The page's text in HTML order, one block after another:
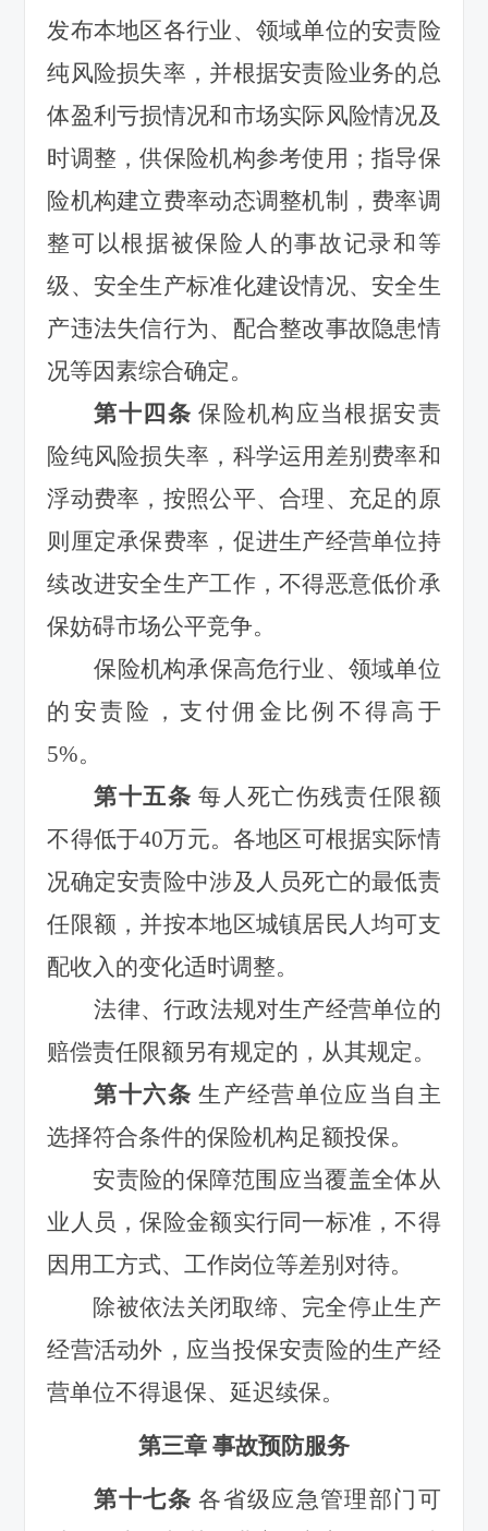
发布本地区各行业、领域单位的安责险
纯风险损失率，并根据安责险业务的总
体盈利亏损情况和市场实际风险情况及
时调整，供保险机构参考使用；指导保
险机构建立费率动态调整机制，费率调
整可以根据被保险人的事故记录和等
级、安全生产标准化建设情况、安全生
产违法失信行为、配合整改事故隐患情
况等因素综合确定。
第十四条 保险机构应当根据安责
险纯风险损失率，科学运用差别费率和
浮动费率，按照公平、合理、充足的原
则厘定承保费率，促进生产经营单位持
续改进安全生产工作，不得恶意低价承
保妨碍市场公平竞争。
保险机构承保高危行业、领域单位
的安责险，支付佣金比例不得高于
5%。
第十五条 每人死亡伤残责任限额
不得低于40万元。各地区可根据实际情
况确定安责险中涉及人员死亡的最低责
任限额，并按本地区城镇居民人均可支
配收入的变化适时调整。
法律、行政法规对生产经营单位的
赔偿责任限额另有规定的，从其规定。
第十六条 生产经营单位应当自主
选择符合条件的保险机构足额投保。
安责险的保障范围应当覆盖全体从
业人员，保险金额实行同一标准，不得
因用工方式、工作岗位等差别对待。
除被依法关闭取缔、完全停止生产
经营活动外，应当投保安责险的生产经
营单位不得退保、延迟续保。
第三章 事故预防服务
第十七条 各省级应急管理部门可